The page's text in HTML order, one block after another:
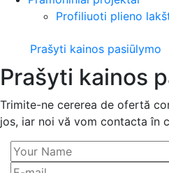
Profiliuoti plieno
Prašyti kainos pasiūlymo
Prašyti kainos
Trimite-ne cererea de ofertă
jos, iar noi vă vom contacta în